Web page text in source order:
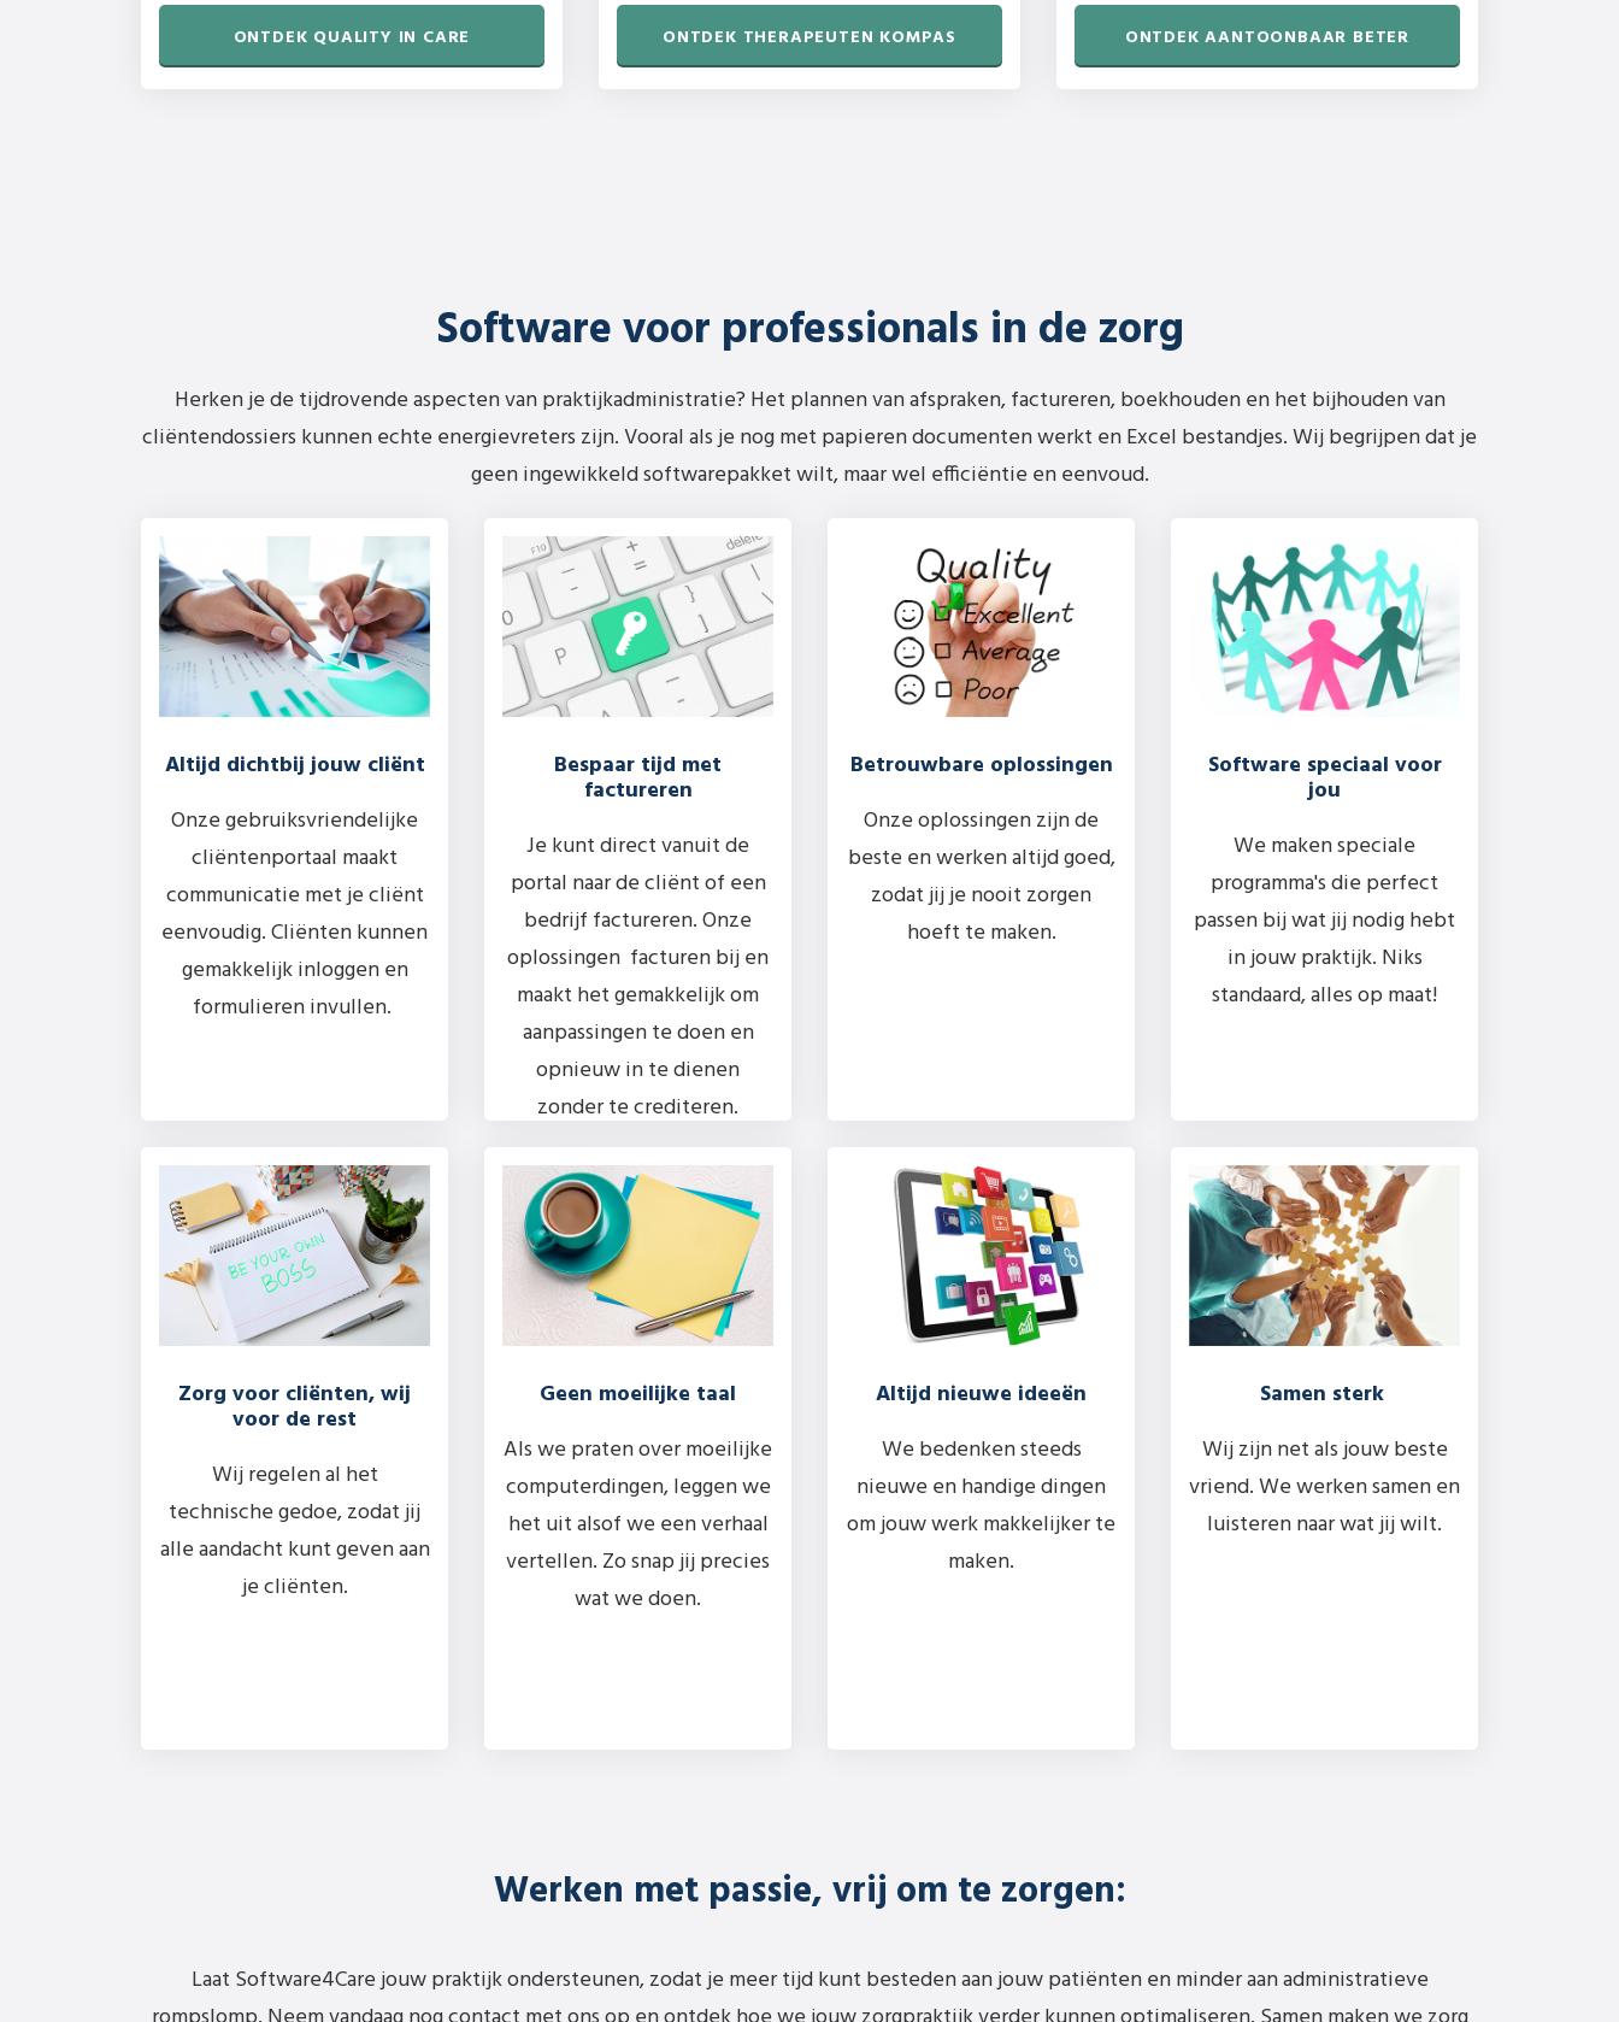
ONTDEK QUALITY IN CARE ONTDEK THERAPEUTEN KOMPAS ONTDEK AANTOONBAAR BETER
Software voor professionals in de zorg
Herken je de tijdrovende aspecten van praktijkadministratie? Het plannen van afspraken, factureren, boekhouden en het bijhouden van
cliëntendossiers kunnen echte energievreters zijn. Vooral als je nog met papieren documenten werkt en Excel bestandjes. Wij begrijpen dat je
geen ingewikkeld softwarepakket wilt, maar wel efficiëntie en eenvoud.
Altijd dichtbij jouw cliënt
Onze gebruiksvriendelijke
cliëntenportaal maakt
communicatie met je cliënt
eenvoudig. Cliënten kunnen
gemakkelijk inloggen en
formulieren invullen.
Bespaar tijd met
factureren
Je kunt direct vanuit de
portal naar de cliënt of een
bedrijf factureren. Onze
oplossingen facturen bij en
maakt het gemakkelijk om
aanpassingen te doen en
opnieuw in te dienen
zonder te crediteren.
Betrouwbare oplossingen
Onze oplossingen zijn de
beste en werken altijd goed,
zodat jij je nooit zorgen
hoeft te maken.
Software speciaal voor
jou
We maken speciale
programma's die perfect
passen bij wat jij nodig hebt
in jouw praktijk. Niks
standaard, alles op maat!
Zorg voor cliënten, wij
voor de rest
Wij regelen al het
technische gedoe, zodat jij
alle aandacht kunt geven aan
je cliënten.
Geen moeilijke taal
Als we praten over moeilijke
computerdingen, leggen we
het uit alsof we een verhaal
vertellen. Zo snap jij precies
wat we doen.
Altijd nieuwe ideeën
We bedenken steeds
nieuwe en handige dingen
om jouw werk makkelijker te
maken.
Samen sterk
Wij zijn net als jouw beste
vriend. We werken samen en
luisteren naar wat jij wilt.
Werken met passie, vrij om te zorgen:
Laat Software4Care jouw praktijk ondersteunen, zodat je meer tijd kunt besteden aan jouw patiënten en minder aan administratieve